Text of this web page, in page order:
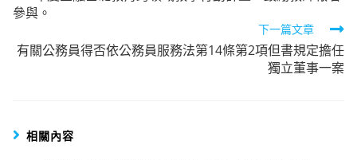
articles
參與。
下一篇文章
有關公務員得否依公務員服務法第14條第2項但書規定擔任
獨立董事一案
相關內容